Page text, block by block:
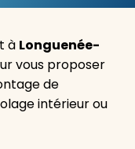
à Longuenée-
vous proposer
de
intérieur ou